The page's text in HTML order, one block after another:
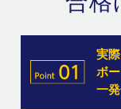
実
ボ
一